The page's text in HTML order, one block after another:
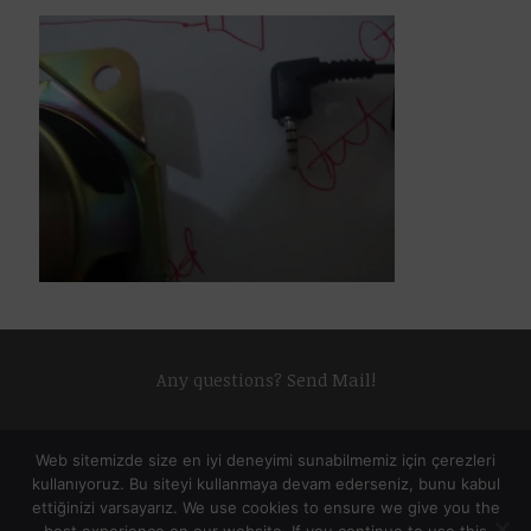
Any questions? Send Mail!
Web sitemizde size en iyi deneyimi sunabilmemiz için çerezleri
kullanıyoruz. Bu siteyi kullanmaya devam ederseniz, bunu kabul
ettiğinizi varsayarız. We use cookies to ensure we give you the